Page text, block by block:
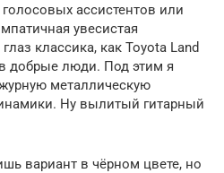
голосовых ассистентов или
увесистая
классика, как Toyota Land
добрые люди. Под этим я
металлическую
Ну вылитый гитарный
вариант в чёрном цвете, но